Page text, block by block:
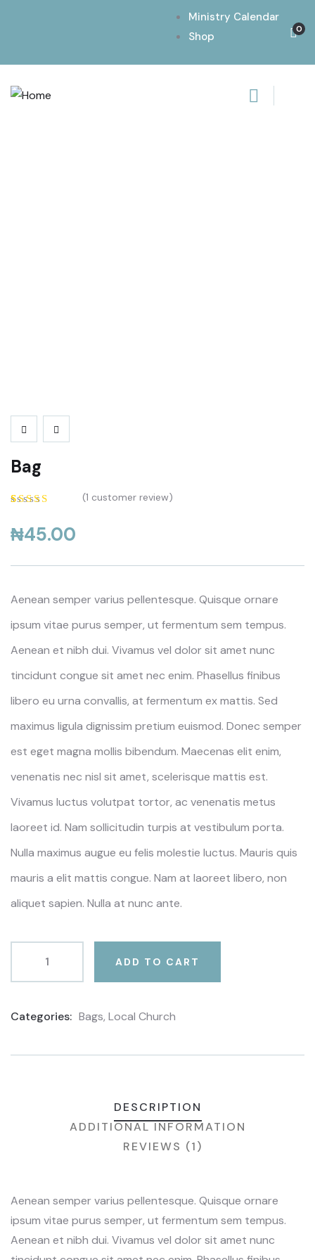
Ministry Calendar
Shop
0
Bag
based on
customer
(1 customer review)
₦45.00
Aenean semper varius pellentesque. Quisque ornare
ipsum vitae purus semper, ut fermentum sem tempus.
Aenean et nibh dui. Vivamus vel dolor sit amet nunc
tincidunt congue sit amet nec enim. Phasellus finibus
libero eu urna convallis, at fermentum ex mattis. Sed
maximus ligula dignissim pretium euismod. Donec semper
est eget magna mollis bibendum. Maecenas elit enim,
venenatis nec nisl sit amet, scelerisque mattis est.
Vivamus luctus volutpat tortor, ac venenatis metus
laoreet id. Nam sollicitudin turpis at vestibulum porta.
Nulla maximus augue eu felis molestie luctus. Mauris quis
mauris a elit mattis congue. Nam at laoreet libero, non
aliquet sapien. Nulla at nunc ante.
ADD TO CART
Categories: Bags, Local Church
DESCRIPTION
ADDITIONAL INFORMATION
REVIEWS (1)
Aenean semper varius pellentesque. Quisque ornare
ipsum vitae purus semper, ut fermentum sem tempus.
Aenean et nibh dui. Vivamus vel dolor sit amet nunc